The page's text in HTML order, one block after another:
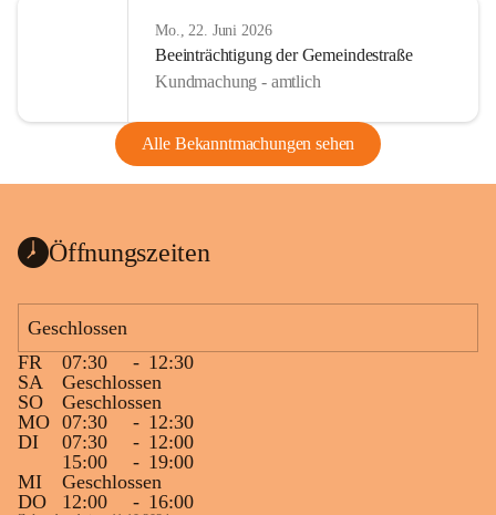
Mo., 22. Juni 2026
Beeinträchtigung der Gemeindestraße
Kundmachung - amtlich
Alle Bekanntmachungen sehen
Öffnungszeiten
Geschlossen
FR
07:30 - 12:30
SA
Geschlossen
SO
Geschlossen
MO 07:30 - 12:30
DI
07:30 - 12:00
15:00
- 19:00
MI
Geschlossen
DO
12:00 - 16:00